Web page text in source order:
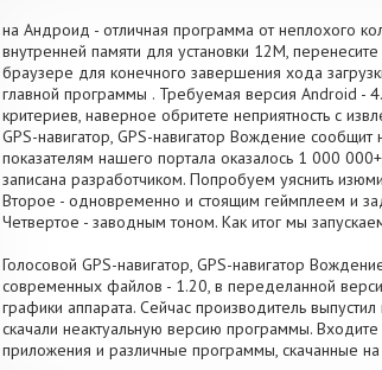
на Андроид - отличная программа от неплохого
внутренней памяти для установки 12M,
браузере для конечного завершения хода
главной программы . Требуемая версия Android -
критериев, наверное обритете неприятность с
GPS-навигатор, GPS-навигатор Вождение
показателям нашего портала оказалось 1 000
записана разработчиком. Попробуем уяснить
Второе - одновременно и стоящим геймплеем и
Четвертое - заводным тоном. Как итог мы
Голосовой GPS-навигатор, GPS-навигатор
современных файлов - 1.20, в переделанной
графики аппарата. Сейчас производитель
скачали неактуальную версию программы.
приложения и различные программы, скачанные на